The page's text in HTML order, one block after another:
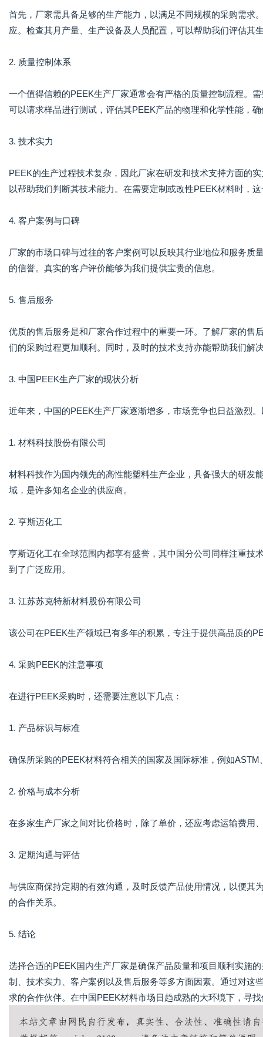
首先，厂家需具备足够的生产能力，以满足不同规模的采购需求
应。检查其月产量、生产设备及人员配置，可以帮助我们评估其
2. 质量控制体系
一个值得信赖的PEEK生产厂家通常会有严格的质量控制流程。
可以请求样品进行测试，评估其PEEK产品的物理和化学性能，
3. 技术实力
PEEK的生产过程技术复杂，因此厂家在研发和技术支持方面的
以帮助我们判断其技术能力。在需要定制或改性PEEK材料时，
4. 客户案例与口碑
厂家的市场口碑与过往的客户案例可以反映其行业地位和服务
的信誉。真实的客户评价能够为我们提供宝贵的信息。
5. 售后服务
优质的售后服务是和厂家合作过程中的重要一环。了解厂家的售
们的采购过程更加顺利。同时，及时的技术支持亦能帮助我们解
3. 中国PEEK生产厂家的现状分析
近年来，中国的PEEK生产厂家逐渐增多，市场竞争也日益激烈
1. 材料科技股份有限公司
材料科技作为国内领先的高性能塑料生产企业，具备强大的研发
域，是许多知名企业的供应商。
2. 亨斯迈化工
亨斯迈化工在全球范围内都享有盛誉，其中国分公司同样注重技
到了广泛应用。
3. 江苏苏克特新材料股份有限公司
该公司在PEEK生产领域已有多年的积累，专注于提供高品质的
4. 采购PEEK的注意事项
在进行PEEK采购时，还需要注意以下几点：
1. 产品标识与标准
确保所采购的PEEK材料符合相关的国家及国际标准，例如
2. 价格与成本分析
在多家生产厂家之间对比价格时，除了单价，还应考虑运输费用
3. 定期沟通与评估
与供应商保持定期的有效沟通，及时反馈产品使用情况，以便其
的合作关系。
5. 结论
选择合适的PEEK国内生产厂家是确保产品质量和项目顺利实施
制、技术实力、客户案例以及售后服务等多方面因素。通过对这
求的合作伙伴。在中国PEEK材料市场日趋成熟的大环境下，寻